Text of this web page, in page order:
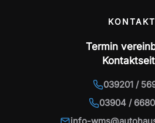
KONTAKT
Termin
039201 /
03904 /